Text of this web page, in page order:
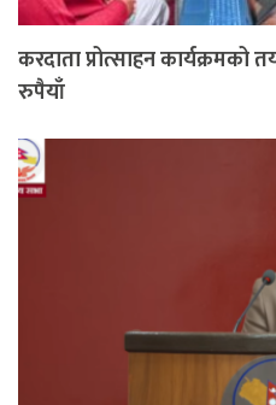
करदाता प्रोत्साहन
रुपैयाँ